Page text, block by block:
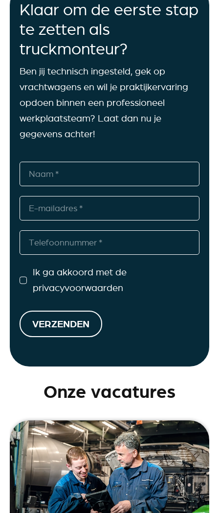
Klaar om de eerste stap
te zetten als
truckmonteur?
Ben jij technisch ingesteld, gek op
vrachtwagens en wil je praktijkervaring
opdoen binnen een professioneel
werkplaatsteam? Laat dan nu je
gegevens achter!
Ik ga akkoord met de
privacyvoorwaarden
VERZENDEN
Onze vacatures